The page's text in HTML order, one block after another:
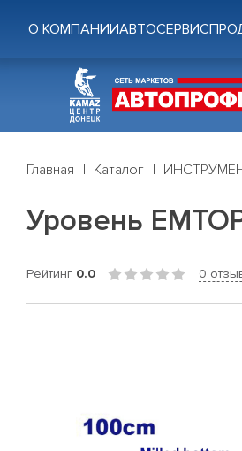
О КОМПАНИИАВТОСЕРВИС
Главная Каталог
Уровень
Рейтинг 0.0 0